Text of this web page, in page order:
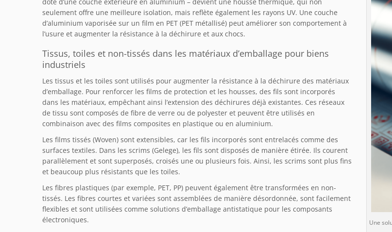
Une
doté d’une couche extérieure en aluminium – devient une housse thermique, qui non
seulement offre une meilleure isolation, mais reflète également les rayons UV. Une couche
d’aluminium vaporisée sur un film en PET (PET métallisé) peut améliorer son comportement à
l’usure et augmenter la résistance à la déchirure et aux chocs.
Tissus, toiles et non-tissés dans les matériaux d’emballage pour biens
industriels
Les tissus et les toiles sont utilisés pour augmenter la résistance à la déchirure des matériaux
d’emballage. Pour renforcer les films de protection et les housses, des fils sont incorporés
dans les matériaux, empêchant ainsi l’extension des déchirures déjà existantes. Ces réseaux
de tissu sont composés de fibre de verre ou de polyester et peuvent être utilisés en
combinaison avec des films composites en plastique ou en aluminium.
Les films tissés (Woven) sont extensibles, car les fils incorporés sont entrelacés comme des
surfaces textiles. Dans les scrims (Gelege), les fils sont disposés de manière étirée. Ils courent
parallèlement et sont superposés, croisés une ou plusieurs fois. Ainsi, les scrims sont plus fins
et beaucoup plus résistants que les toiles.
Les fibres plastiques (par exemple, PET, PP) peuvent également être transformées en non-
tissés. Les fibres courtes et variées sont assemblées de manière désordonnée, sont facilement
flexibles et sont utilisées comme solutions d’emballage antistatique pour les composants
électroniques.